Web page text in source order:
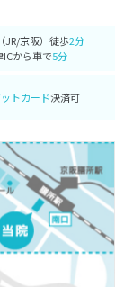
JR/京阪）徒歩2分
ICから車で5分
トカード決済可